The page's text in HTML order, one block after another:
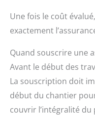
Une fois le coût
exactement
Quand souscrire une
Avant le début des
La souscription doit
début du chantier
couvrir l’intégralité